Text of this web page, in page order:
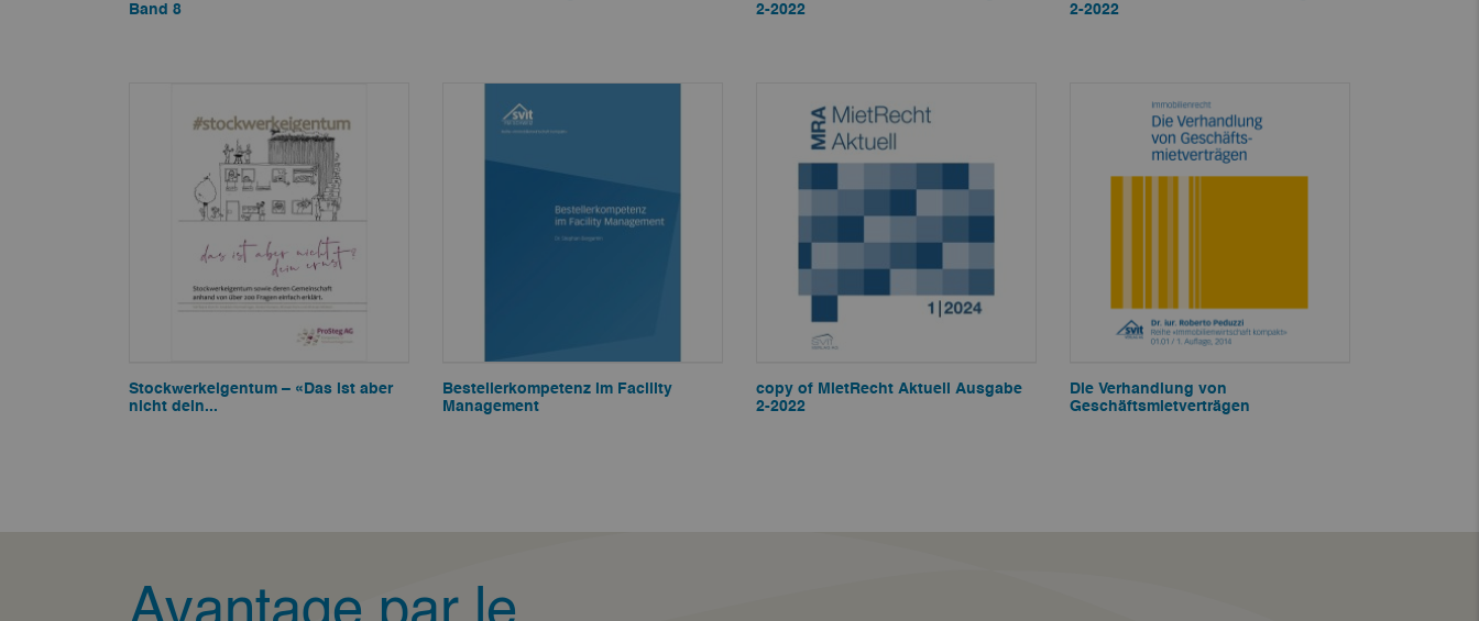
Band 8
2-2022
2-2022
Stockwerkeigentum – «Das ist aber
nicht dein...
Bestellerkompetenz im Facility
Management
copy of MietRecht Aktuell Ausgabe
2-2022
Die Verhandlung von
Geschäftsmietverträgen